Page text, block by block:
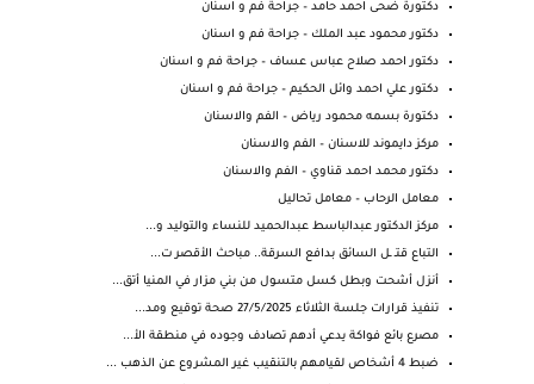
دكتورة ضحى احمد حامد – جراحة فم و اسنان
دكتور محمود عبد الملك – جراحة فم و اسنان
دكتور احمد صلاح عباس عساف – جراحة فم و اسنان
دكتور علي احمد وائل الحكيم – جراحة فم و اسنان
دكتورة بسمه محمود رياض – الفم والاسنان
مركز دايموند للاسنان – الفم والاسنان
دكتور محمد احمد قناوي – الفم والاسنان
معامل الرحاب – معامل تحاليل
مركز الدكتور عبدالباسط عبدالحميد للنساء والتوليد و...
التباع قتـ ـل السائق بدافع السرقة.. مباحث الأقصر ت...
أنزل أشحت وبطل كسل متسول من بني مزار في المنيا أتق...
تنفيذ قرارات جلسة الثلاثاء 27/5/2025 صحة توقيع ومد...
مصرع بائع فواكة يدعي أدهم تصادف وجوده في منطقة الأ...
ضبط 4 أشخاص لقيامهم بالتنقيب غير المشروع عن الذهب ...